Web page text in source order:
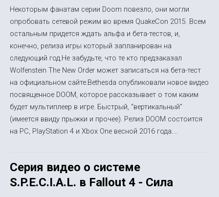
Некоторым фанатам серии Doom повезло, они могли
опробовать сетевой режим во время QuakeCon 2015. Всем
остальным придется ждать альфа и бета-тестов, и,
конечно, релиза игры который запланирован на
следующий год.Не забудьте, что те кто предзаказал
Wolfenstein The New Order может записаться на бета-тест
на официальном сайте.Bethesda опубликовали новое видео
посвященное DOOM, которое рассказывает о том каким
будет мультиплеер в игре. Быстрый, “вертикальный”
(имеется ввиду прыжки и прочее). Релиз DOOM состоится
на PC, PlayStation 4 и Xbox One весной 2016 года....
Серия видео о системе
S.P.E.C.I.A.L. в Fallout 4 - Сила